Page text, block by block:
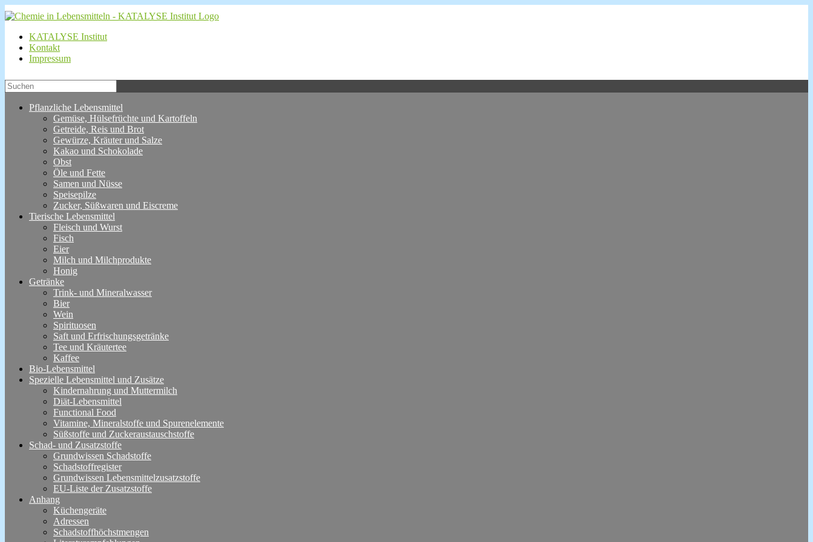
KATALYSE Institut
Kontakt
Impressum
Pflanzliche Lebensmittel
Gemüse, Hülsefrüchte und Kartoffeln
Getreide, Reis und Brot
Gewürze, Kräuter und Salze
Kakao und Schokolade
Obst
Öle und Fette
Samen und Nüsse
Speisepilze
Zucker, Süßwaren und Eiscreme
Tierische Lebensmittel
Fleisch und Wurst
Fisch
Eier
Milch und Milchprodukte
Honig
Getränke
Trink- und Mineralwasser
Bier
Wein
Spirituosen
Saft und Erfrischungsgetränke
Tee und Kräutertee
Kaffee
Bio-Lebensmittel
Spezielle Lebensmittel und Zusätze
Kindernahrung und Muttermilch
Diät-Lebensmittel
Functional Food
Vitamine, Mineralstoffe und Spurenelemente
Süßstoffe und Zuckeraustauschstoffe
Schad- und Zusatzstoffe
Grundwissen Schadstoffe
Schadstoffregister
Grundwissen Lebensmittelzusatzstoffe
EU-Liste der Zusatzstoffe
Anhang
Küchengeräte
Adressen
Schadstoffhöchstmengen